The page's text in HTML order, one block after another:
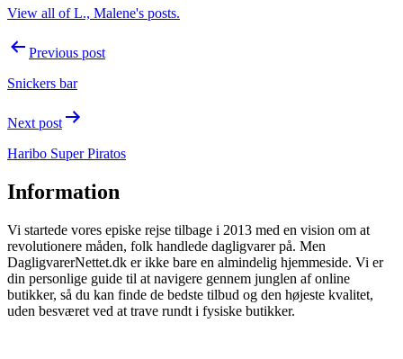
View all of L., Malene's posts.
PostPrevious post
Snickers bar
Next post
Haribo Super Piratos
Information
Vi startede vores episke rejse tilbage i 2013 med en vision om at
revolutionere måden, folk handlede dagligvarer på. Men
DagligvarerNettet.dk er ikke bare en almindelig hjemmeside. Vi er
din personlige guide til at navigere gennem junglen af online
butikker, så du kan finde de bedste tilbud og den højeste kvalitet,
uden besværet ved at trave rundt i fysiske butikker.